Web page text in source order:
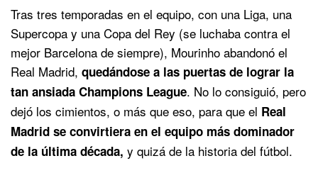
Tras tres temporadas en el equipo, con una Liga, una
Supercopa y una Copa del Rey (se luchaba contra el
mejor Barcelona de siempre), Mourinho abandonó el
Real Madrid, quedándose a las puertas de lograr la
tan ansiada Champions League. No lo consiguió, pero
dejó los cimientos, o más que eso, para que el Real
Madrid se convirtiera en el equipo más dominador
de la última década, y quizá de la historia del fútbol.